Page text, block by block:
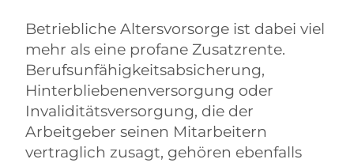
Betriebliche Altersvorsorge ist dabei viel
mehr als eine profane Zusatzrente.
Berufsunfähigkeitsabsicherung,
Hinterbliebenenversorgung oder
Invaliditätsversorgung, die der
Arbeitgeber seinen Mitarbeitern
vertraglich zusagt, gehören ebenfalls